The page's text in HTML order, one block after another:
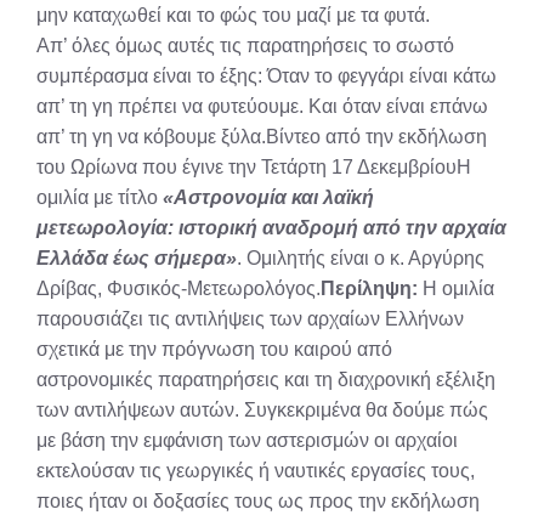
μην καταχωθεί και το φώς του μαζί με τα φυτά.
Απ’ όλες όμως αυτές τις παρατηρήσεις το σωστό
συμπέρασμα είναι το έξης: Όταν το φεγγάρι είναι κάτω
απ’ τη γη πρέπει να φυτεύουμε. Και όταν είναι επάνω
απ’ τη γη να κόβουμε ξύλα.Βίντεο από την εκδήλωση
του Ωρίωνα που έγινε την Τετάρτη 17 ΔεκεμβρίουΗ
ομιλία με τίτλο «Αστρονομία και λαϊκή
μετεωρολογία: ιστορική αναδρομή από την αρχαία
Ελλάδα έως σήμερα». Ομιλητής είναι ο κ. Αργύρης
Δρίβας, Φυσικός-Μετεωρολόγος. Περίληψη: Η ομιλία
παρουσιάζει τις αντιλήψεις των αρχαίων Ελλήνων
σχετικά με την πρόγνωση του καιρού από
αστρονομικές παρατηρήσεις και τη διαχρονική εξέλιξη
των αντιλήψεων αυτών. Συγκεκριμένα θα δούμε πώς
με βάση την εμφάνιση των αστερισμών οι αρχαίοι
εκτελούσαν τις γεωργικές ή ναυτικές εργασίες τους,
ποιες ήταν οι δοξασίες τους ως προς την εκδήλωση